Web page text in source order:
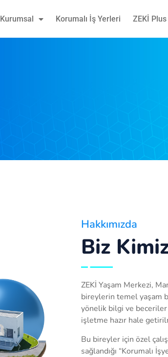
Kurumsal Korumalı İş Yerleri ZEKİ Plus
Hakkımızda
Biz
ZEKİ Yaşam Merkezi,
bireylerin temel yaşam
yönelik bilgi ve beceriler
işletme hazır hale
Bu bireyler için özel
sağlandığı “Korumalı